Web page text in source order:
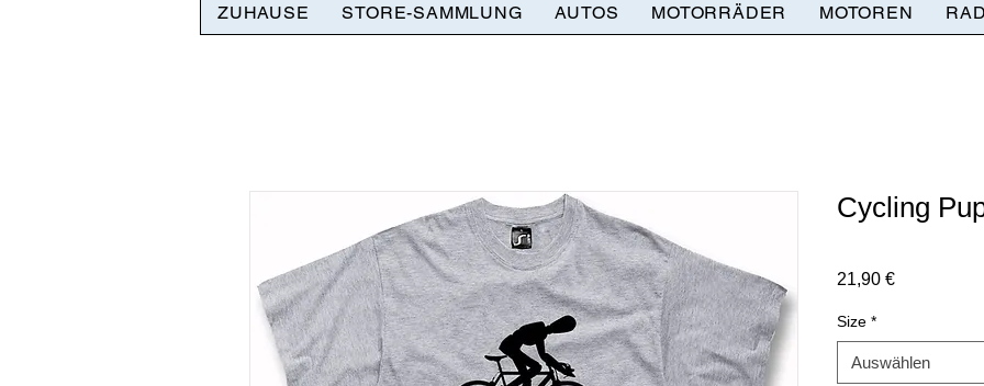
ZUHAUSE STORE-SAMMLUNG AUTOS MOTORRÄDER MOTOREN
Cycling
21,90 €Preis
Size *
Auswählen